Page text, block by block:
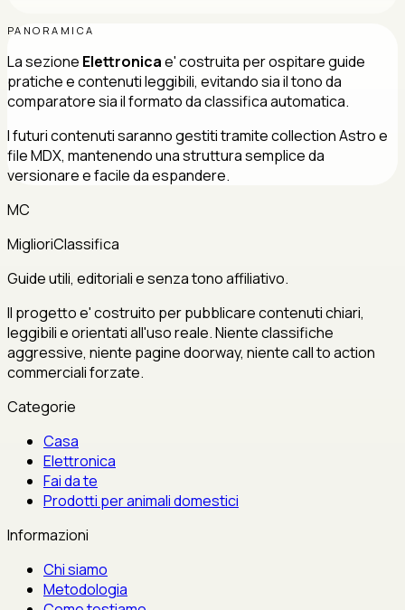
PANORAMICA
La sezione Elettronicae' costruita per ospitare guide
pratiche e contenuti leggibili, evitando sia il tono da
comparatore sia il formato da classifica automatica.
I futuri contenuti saranno gestiti tramite collection Astro e
file MDX, mantenendo una struttura semplice da
versionare e facile da espandere.
MC
MiglioriClassifica
Guide utili, editoriali e senza tono affiliativo.
Il progetto e' costruito per pubblicare contenuti chiari,
leggibili e orientati all'uso reale. Niente classifiche
aggressive, niente pagine doorway, niente call to action
commerciali forzate.
Categorie
Casa
Elettronica
Fai da te
Prodotti per animali domestici
Informazioni
Chi siamo
Metodologia